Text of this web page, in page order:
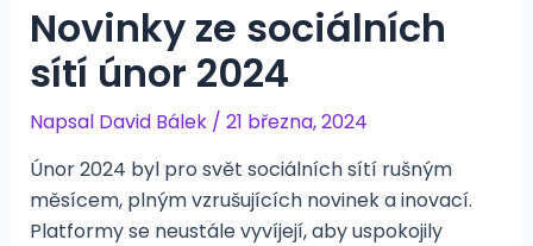
Novinky ze sociálních
sítí únor 2024
Napsal David Bálek / 21 března, 2024
Únor 2024 byl pro svět sociálních sítí rušným
měsícem, plným vzrušujících novinek a inovací.
Platformy se neustále vyvíjejí, aby uspokojily